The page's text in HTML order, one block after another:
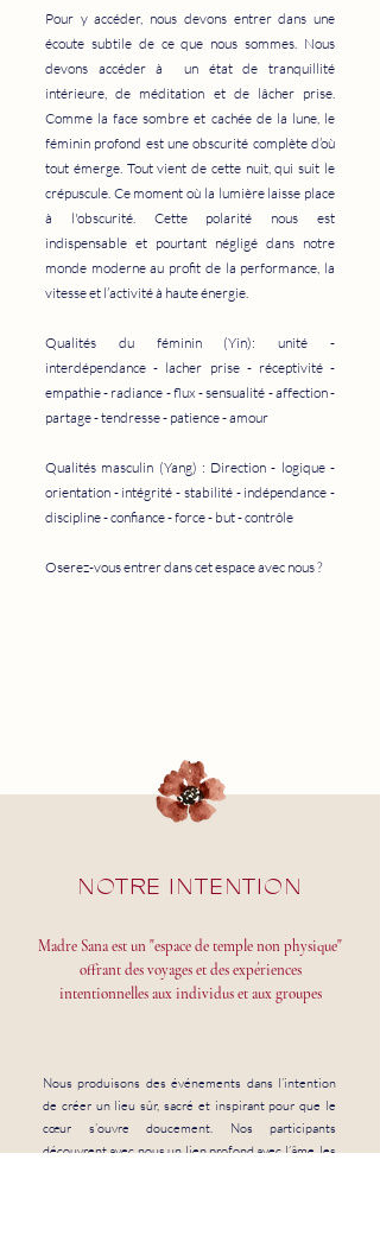
Pour y accéder, nous devons entrer dans une
écoute subtile de ce que nous sommes. Nous
devons accéder à un état de tranquillité
intérieure, de méditation et de lâcher prise.
Comme la face sombre et cachée de la lune, le
féminin profond est une obscurité complète d’où
tout émerge. Tout vient de cette nuit, qui suit le
crépuscule. Ce moment où la lumière laisse place
à l'obscurité. Cette polarité nous est
indispensable et pourtant négligé dans notre
monde moderne au profit de la performance, la
vitesse et l’activité à haute énergie.
Qualités du féminin (Yin): unité -
interdépendance - lacher prise - réceptivité -
empathie - radiance - flux - sensualité - affection -
partage - tendresse - patience - amour
Qualités masculin (Yang) : Direction - logique -
orientation - intégrité - stabilité - indépendance -
discipline - confiance - force - but - contrôle
Oserez-vous entrer dans cet espace avec nous ?
NOTRE INTENTION
Madre Sana est un "espace de temple non physique"
offrant des voyages et des expériences
intentionnelles aux individus et aux groupes
Nous produisons des événements dans l’intention
de créer un lieu sûr, sacré et inspirant pour que le
cœur s’ouvre doucement. Nos participants
découvrent avec nous un lien profond avec l’âme, les